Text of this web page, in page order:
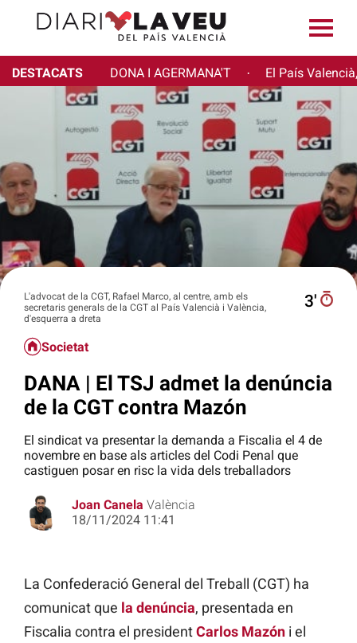
DESTACATS DONA I AGERMANA'T · El País
L'advocat de la CGT, Rafael Marco, al centre, amb els
secretaris generals de la CGT al País Valencià i València,
d'esquerra a dreta
3′
Societat
DANA | El TSJ admet la denúncia
de la CGT contra Mazón
El sindicat va presentar la demanda a Fiscalia el 4 de
novembre en base als articles del Codi Penal que
castiguen posar en risc la vida dels treballadors
Joan Canela València
18/11/2024 11:41
La Confederació General del Treball (CGT) ha
comunicat que la denúncia, presentada en
Fiscalia contra el presidentCarlos Mazón i el